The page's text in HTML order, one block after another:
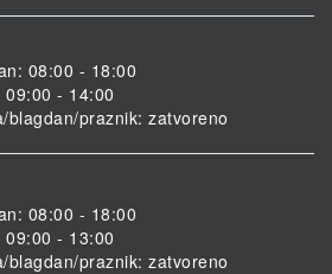
08:00 - 18:00
- 14:00
blagdan/praznik: zatvoreno
08:00 - 18:00
- 13:00
blagdan/praznik: zatvoreno